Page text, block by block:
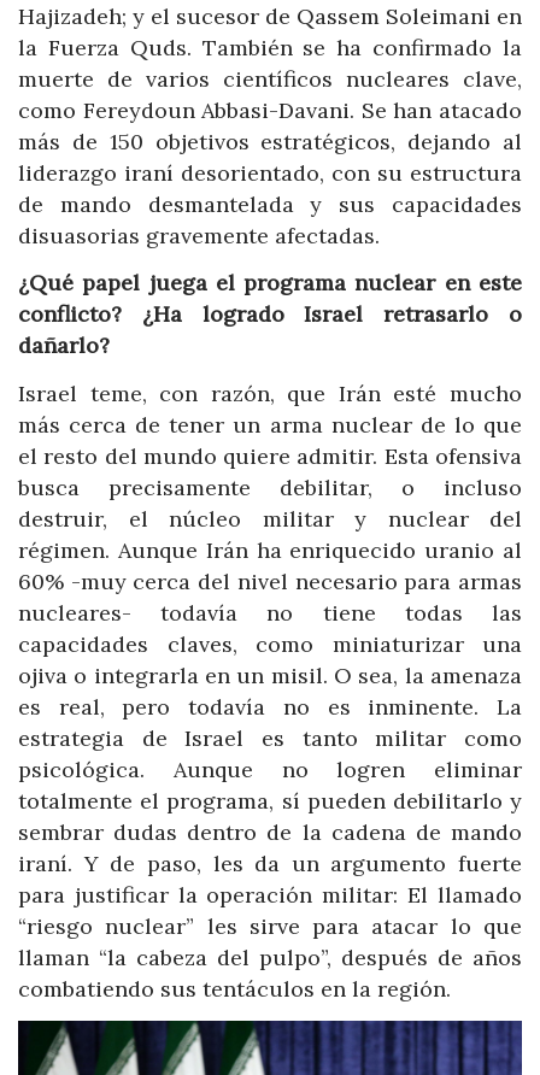
Hajizadeh; y el sucesor de Qassem Soleimani en
la Fuerza Quds. También se ha confirmado la
muerte de varios científicos nucleares clave,
como Fereydoun Abbasi-Davani. Se han atacado
más de 150 objetivos estratégicos, dejando al
liderazgo iraní desorientado, con su estructura
de mando desmantelada y sus capacidades
disuasorias gravemente afectadas.
¿Qué papel juega el programa nuclear en este
conflicto? ¿Ha logrado Israel retrasarlo o
dañarlo?
Israel teme, con razón, que Irán esté mucho
más cerca de tener un arma nuclear de lo que
el resto del mundo quiere admitir. Esta ofensiva
busca precisamente debilitar, o incluso
destruir, el núcleo militar y nuclear del
régimen. Aunque Irán ha enriquecido uranio al
60% -muy cerca del nivel necesario para armas
nucleares- todavía no tiene todas las
capacidades claves, como miniaturizar una
ojiva o integrarla en un misil. O sea, la amenaza
es real, pero todavía no es inminente. La
estrategia de Israel es tanto militar como
psicológica. Aunque no logren eliminar
totalmente el programa, sí pueden debilitarlo y
sembrar dudas dentro de la cadena de mando
iraní. Y de paso, les da un argumento fuerte
para justificar la operación militar: El llamado
“riesgo nuclear” les sirve para atacar lo que
llaman “la cabeza del pulpo”, después de años
combatiendo sus tentáculos en la región.